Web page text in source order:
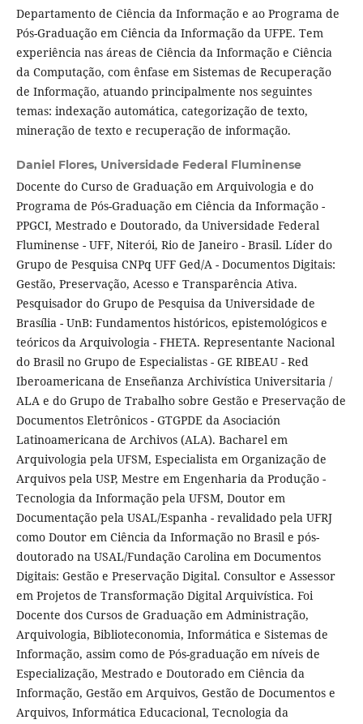
Departamento de Ciência da Informação e ao Programa de
Pós-Graduação em Ciência da Informação da UFPE. Tem
experiência nas áreas de Ciência da Informação e Ciência
da Computação, com ênfase em Sistemas de Recuperação
de Informação, atuando principalmente nos seguintes
temas: indexação automática, categorização de texto,
mineração de texto e recuperação de informação.
Daniel Flores, Universidade Federal Fluminense
Docente do Curso de Graduação em Arquivologia e do
Programa de Pós-Graduação em Ciência da Informação -
PPGCI, Mestrado e Doutorado, da Universidade Federal
Fluminense - UFF, Niterói, Rio de Janeiro - Brasil. Líder do
Grupo de Pesquisa CNPq UFF Ged/A - Documentos Digitais:
Gestão, Preservação, Acesso e Transparência Ativa.
Pesquisador do Grupo de Pesquisa da Universidade de
Brasília - UnB: Fundamentos históricos, epistemológicos e
teóricos da Arquivologia - FHETA. Representante Nacional
do Brasil no Grupo de Especialistas - GE RIBEAU - Red
Iberoamericana de Enseñanza Archivística Universitaria /
ALA e do Grupo de Trabalho sobre Gestão e Preservação de
Documentos Eletrônicos - GTGPDE da Asociación
Latinoamericana de Archivos (ALA). Bacharel em
Arquivologia pela UFSM, Especialista em Organização de
Arquivos pela USP, Mestre em Engenharia da Produção -
Tecnologia da Informação pela UFSM, Doutor em
Documentação pela USAL/Espanha - revalidado pela UFRJ
como Doutor em Ciência da Informação no Brasil e pós-
doutorado na USAL/Fundação Carolina em Documentos
Digitais: Gestão e Preservação Digital. Consultor e Assessor
em Projetos de Transformação Digital Arquivística. Foi
Docente dos Cursos de Graduação em Administração,
Arquivologia, Biblioteconomia, Informática e Sistemas de
Informação, assim como de Pós-graduação em níveis de
Especialização, Mestrado e Doutorado em Ciência da
Informação, Gestão em Arquivos, Gestão de Documentos e
Arquivos, Informática Educacional, Tecnologia da